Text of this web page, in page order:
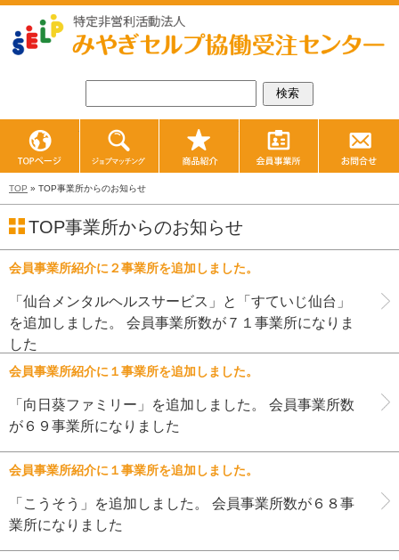
TOP » TOP事業所からのお知らせ
TOP事業所からのお知らせ
会員事業所紹介に２事業所を追加しました。
「仙台メンタルヘルスサービス」と「すていじ仙台」
を追加しました。 会員事業所数が７１事業所になりま
した
会員事業所紹介に１事業所を追加しました。
「向日葵ファミリー」を追加しました。 会員事業所数
が６９事業所になりました
会員事業所紹介に１事業所を追加しました。
「こうそう」を追加しました。 会員事業所数が６８事
業所になりました